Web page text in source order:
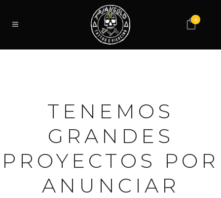
0
TENEMOS
GRANDES
PROYECTOS POR
ANUNCIAR